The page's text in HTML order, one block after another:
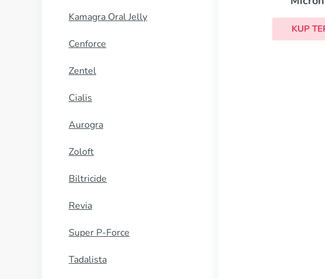
Kamagra Oral Jelly
Cenforce
Zentel
Cialis
Aurogra
Zoloft
Biltricide
Revia
Super P-Force
Tadalista